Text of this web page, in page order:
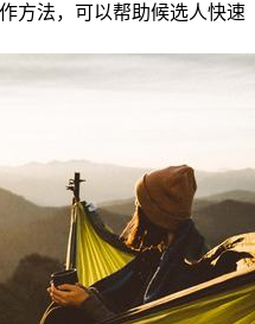
方法，可以帮助候选人快速